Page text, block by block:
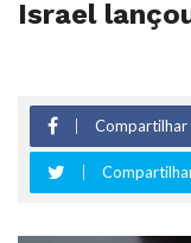
Israel
Compartilhar